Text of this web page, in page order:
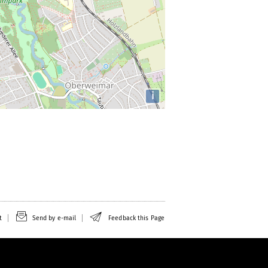
i
Send by e-mail Feedback this Page